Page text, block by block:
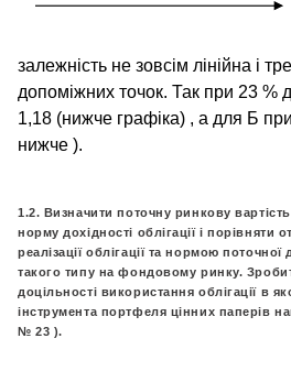
залежність не зовсім лінійна і
допоміжних точок. Так при 23
1,18 (нижче графіка) , а для Б
нижче ).
1.2. Визначити поточну ринкову
норму дохідності облігації і порівняти
реалізації облігації та нормою поточної
такого типу на фондовому ринку.
доцільності використання облігації в
інструмента портфеля цінних паперів
№ 23 ).